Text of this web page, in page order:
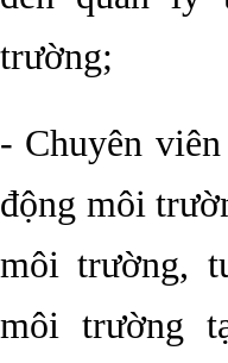
trường;
- Chuyên
động môi
môi trường,
môi trường